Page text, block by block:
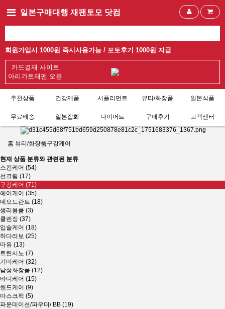
일본구매대행 재팬토모 닷컴
회원가입시 1000원 즉시사용가능 / 포토후기 1000원 지급
카드결재 사이트
아리가토재팬 오픈
추천상품 건강제품 서플리먼트 뷰티/화장품 일본식품
무료배송 일본잡화 다이어트 구매후기 고객센터
홈 뷰티/화장품구강케어
현재 상품 분류와 관련된 분류
스킨케어 (54)
선크림 (17)
구강케어 (71)
헤어케어 (35)
데오드란트 (18)
생리용품 (3)
클렌징 (37)
입술케어 (18)
하다라보 (25)
마유 (13)
트란시노 (7)
기미케어 (32)
남성화장품 (12)
바디케어 (15)
핸드케어 (9)
마스크팩 (5)
파운데이션/파우더/ BB (19)